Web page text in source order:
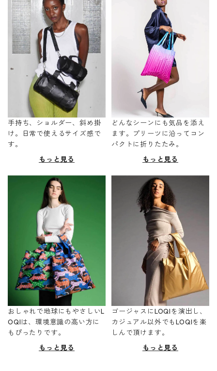
手持ち、ショルダー、斜め掛
け。日常で使えるサイズ感で
す。
もっと見る
どんなシーンにも気品を添え
ます。プリーツに沿ってコン
パクトに折りたたみ。
もっと見る
おしゃれで地球にもやさしいL
OQIは、環境意識の高い方に
もぴったりです。
もっと見る
ゴージャスにLOQIを演出し、
カジュアル以外でもLOQIを楽
しんで頂けます。
もっと見る